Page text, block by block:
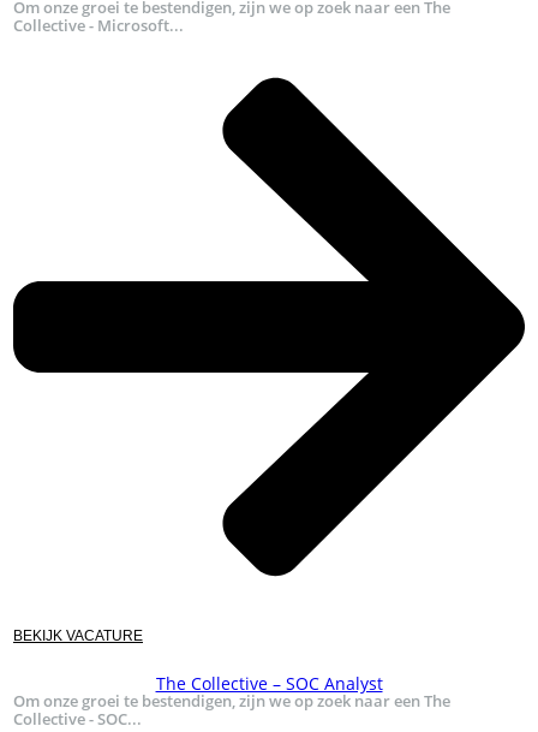
Om onze groei te bestendigen, zijn we op zoek naar een The
Collective - Microsoft...
BEKIJK VACATURE
The Collective – SOC Analyst
Om onze groei te bestendigen, zijn we op zoek naar een The
Collective - SOC...